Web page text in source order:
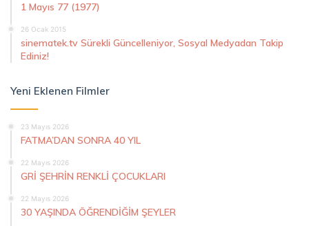
1 Mayıs 77 (1977)
26 Ocak 2015
sinematek.tv Sürekli Güncelleniyor, Sosyal Medyadan Takip
Ediniz!
Yeni Eklenen Filmler
23 Mayıs 2026
FATMA’DAN SONRA 40 YIL
22 Mayıs 2026
GRİ ŞEHRİN RENKLİ ÇOCUKLARI
22 Mayıs 2026
30 YAŞINDA ÖĞRENDİĞİM ŞEYLER